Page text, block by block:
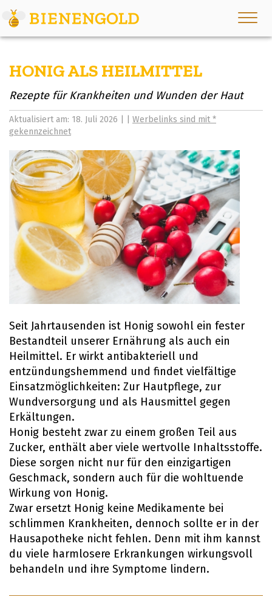
HONIG ALS HEILMITTEL
Rezepte für Krankheiten und Wunden der Haut
Aktualisiert am: 18. Juli 2026 | | Werbelinks sind mit *
gekennzeichnet
Seit Jahrtausenden ist Honig sowohl ein fester
Bestandteil unserer Ernährung als auch ein
Heilmittel. Er wirkt antibakteriell und
entzündungshemmend und findet vielfältige
Einsatzmöglichkeiten: Zur Hautpflege, zur
Wundversorgung und als Hausmittel gegen
Erkältungen.
Honig besteht zwar zu einem großen Teil aus
Zucker, enthält aber viele wertvolle Inhaltsstoffe.
Diese sorgen nicht nur für den einzigartigen
Geschmack, sondern auch für die wohltuende
Wirkung von Honig.
Zwar ersetzt Honig keine Medikamente bei
schlimmen Krankheiten, dennoch sollte er in der
Hausapotheke nicht fehlen. Denn mit ihm kannst
du viele harmlosere Erkrankungen wirkungsvoll
behandeln und ihre Symptome lindern.